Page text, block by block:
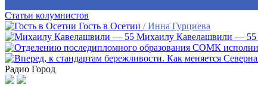
Статьи колумнистов
Гость в Осетии / Инна Гурциева
Михаилу Кавелашвили — 55
Радио Город